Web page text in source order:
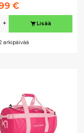
€
+ Lisää
arkipäivää